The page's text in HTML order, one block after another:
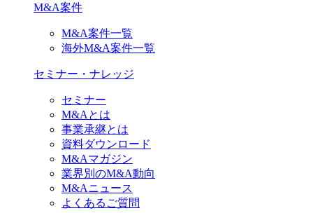
M&A案件
M&A案件一覧
海外M&A案件一覧
セミナー・ナレッジ
セミナー
M&Aとは
事業承継とは
資料ダウンロード
M&Aマガジン
業界別のM&A動向
M&Aニュース
よくあるご質問